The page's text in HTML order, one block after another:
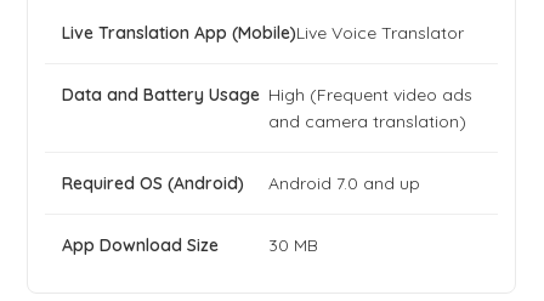
Live Voice Translator
High (Frequent video ads
and camera translation)
Android 7.0 and up
30 MB